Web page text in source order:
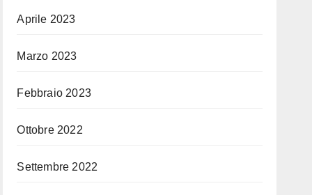
Aprile 2023
Marzo 2023
Febbraio 2023
Ottobre 2022
Settembre 2022